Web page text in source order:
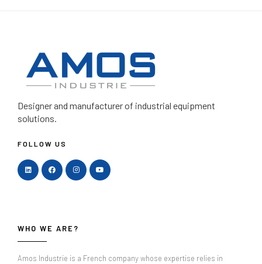
Designer and manufacturerof industrial equipment
solutions.
FOLLOW US
WHO WE ARE?
Amos Industrie is a French company whose expertise relies in